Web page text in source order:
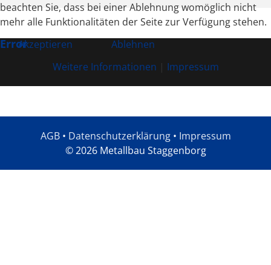
Error
AGB• Datenschutzerklärung• Impressum
© 2026 Metallbau Staggenborg
beachten Sie, dass bei einer Ablehnung womöglich nicht
mehr alle Funktionalitäten der Seite zur Verfügung stehen.
Akzeptieren
Ablehnen
Weitere Informationen | Impressum